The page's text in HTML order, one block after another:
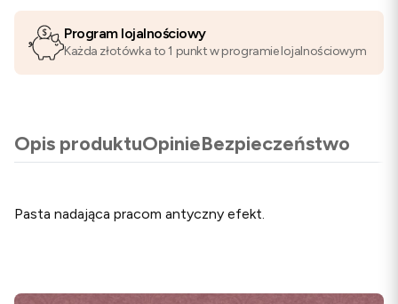
Program lojalnościowy
Każda złotówka to 1 punkt w programie lojalnościowym
Opis produktuOpinieBezpieczeństwo
Pasta nadająca pracom antyczny efekt.